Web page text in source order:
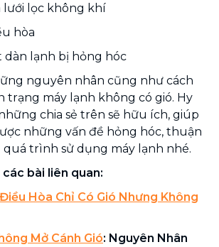
lưới lọc không khí
hòa
dàn lạnh bị hỏng hóc
nguyên nhân cũng như cách
trạng máy lạnh không có gió. Hy
chia sẻ trên sẽ hữu ích, giúp
những vấn đề hỏng hóc, thuận
trình sử dụng máy lạnh nhé.
bài liên quan:
Hòa Chỉ Có Gió Nhưng Không
Mở Cánh Gió: Nguyên Nhân